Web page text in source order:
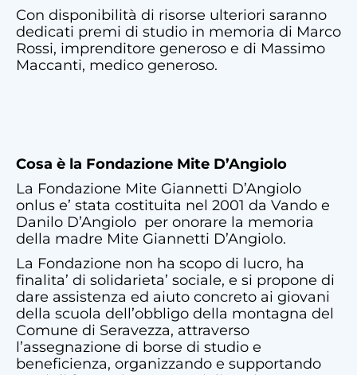
Con disponibilità di risorse ulteriori saranno
dedicati premi di studio in memoria di Marco
Rossi, imprenditore generoso e di Massimo
Maccanti, medico generoso.
Cosa è la Fondazione Mite D’Angiolo
La Fondazione Mite Giannetti D’Angiolo
onlus e’ stata costituita nel 2001 da Vando e
Danilo D’Angiolo per onorare la memoria
della madre Mite Giannetti D’Angiolo.
La Fondazione non ha scopo di lucro, ha
finalita’ di solidarieta’ sociale, e si propone di
dare assistenza ed aiuto concreto ai giovani
della scuola dell’obbligo della montagna del
Comune di Seravezza, attraverso
l’assegnazione di borse di studio e
beneficienza, organizzando e supportando